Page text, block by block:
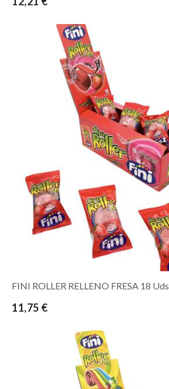
FINI ROLLER RELLENO FRESA 18 Uds
11,75 €